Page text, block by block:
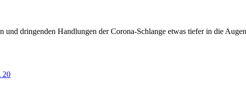
dringenden Handlungen der Corona-Schlange etwas tiefer in die
20